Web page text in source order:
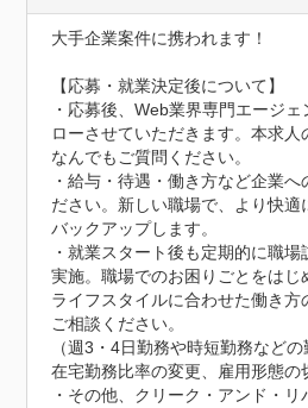
大手企業案件に携われます！
【応募・就業決定後について】
・応募後、Web業界専門エージ
ローさせていただきます。本求人
なんでもご質問ください。
・給与・待遇・働き方など企業へ
ださい。新しい職場で、より快適
バックアップします。
・就業スタート後も定期的に職
実施。職場でのお困りごとをはじ
ライフスタイルに合わせた働き方
ご相談ください。
（週3・4日勤務や時短勤務など
在宅勤務比率の変更、雇用形態の
・その他、クリーク・アンド・